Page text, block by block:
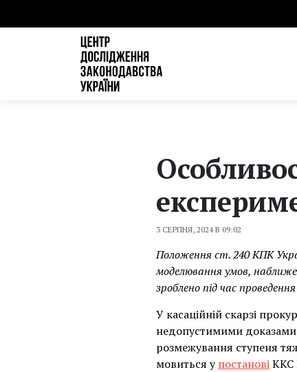
3 СЕРПНЯ, 2024 В 09:02
Положення ст. 240 КПК
моделювання умов,
зроблено під час
У касаційній скарзі
недопустимими доказами
розмежування ступеня
мовиться упостановіККС